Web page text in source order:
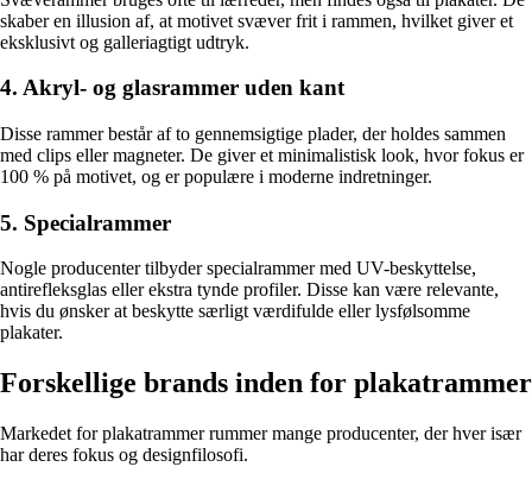
skaber en illusion af, at motivet svæver frit i rammen, hvilket giver et
eksklusivt og galleriagtigt udtryk.
4. Akryl- og glasrammer uden kant
Disse rammer består af to gennemsigtige plader, der holdes sammen
med clips eller magneter. De giver et minimalistisk look, hvor fokus er
100 % på motivet, og er populære i moderne indretninger.
5. Specialrammer
Nogle producenter tilbyder specialrammer med UV-beskyttelse,
antirefleksglas eller ekstra tynde profiler. Disse kan være relevante,
hvis du ønsker at beskytte særligt værdifulde eller lysfølsomme
plakater.
Forskellige brands inden for plakatrammer
Markedet for plakatrammer rummer mange producenter, der hver især
har deres fokus og designfilosofi.